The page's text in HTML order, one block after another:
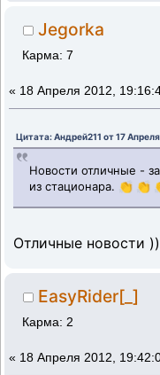
Jegorka
Карма: 7
« 18 Апреля 2012,
Цитата: Андрей211 от 17
Новости отличные -
из стационара. 👏 👏
Отличные новости
EasyRider[_]
Карма: 2
« 18 Апреля 2012,